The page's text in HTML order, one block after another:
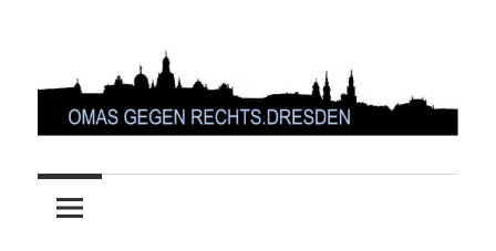
springen
OMAS
GEGEN